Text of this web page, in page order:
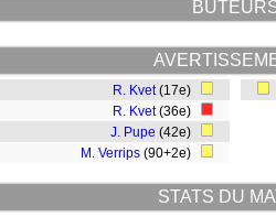
R. Kvet(17e)
R. Kvet(36e)
J. Pupe (42e)
M. Verrips (90+2e)
STATS DU